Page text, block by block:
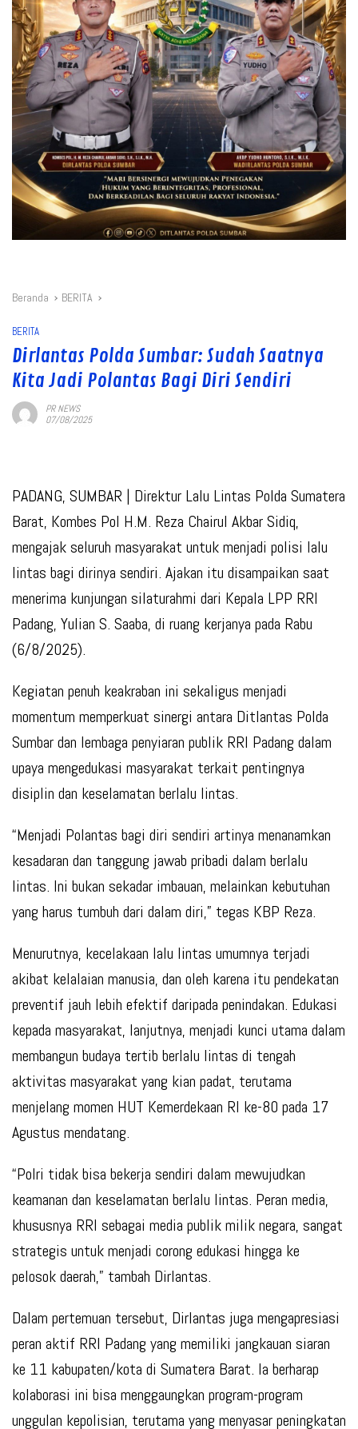
Beranda BERITA
BERITA
Dirlantas Polda Sumbar: Sudah Saatnya
Kita Jadi Polantas Bagi Diri Sendiri
PR NEWS
07/08/2025
PADANG, SUMBAR | Direktur Lalu Lintas Polda Sumatera
Barat, Kombes Pol H.M. Reza Chairul Akbar Sidiq,
mengajak seluruh masyarakat untuk menjadi polisi lalu
lintas bagi dirinya sendiri. Ajakan itu disampaikan saat
menerima kunjungan silaturahmi dari Kepala LPP RRI
Padang, Yulian S. Saaba, di ruang kerjanya pada Rabu
(6/8/2025).
Kegiatan penuh keakraban ini sekaligus menjadi
momentum memperkuat sinergi antara Ditlantas Polda
Sumbar dan lembaga penyiaran publik RRI Padang dalam
upaya mengedukasi masyarakat terkait pentingnya
disiplin dan keselamatan berlalu lintas.
“Menjadi Polantas bagi diri sendiri artinya menanamkan
kesadaran dan tanggung jawab pribadi dalam berlalu
lintas. Ini bukan sekadar imbauan, melainkan kebutuhan
yang harus tumbuh dari dalam diri,” tegas KBP Reza.
Menurutnya, kecelakaan lalu lintas umumnya terjadi
akibat kelalaian manusia, dan oleh karena itu pendekatan
preventif jauh lebih efektif daripada penindakan. Edukasi
kepada masyarakat, lanjutnya, menjadi kunci utama dalam
membangun budaya tertib berlalu lintas di tengah
aktivitas masyarakat yang kian padat, terutama
menjelang momen HUT Kemerdekaan RI ke-80 pada 17
Agustus mendatang.
“Polri tidak bisa bekerja sendiri dalam mewujudkan
keamanan dan keselamatan berlalu lintas. Peran media,
khususnya RRI sebagai media publik milik negara, sangat
strategis untuk menjadi corong edukasi hingga ke
pelosok daerah,” tambah Dirlantas.
Dalam pertemuan tersebut, Dirlantas juga mengapresiasi
peran aktif RRI Padang yang memiliki jangkauan siaran
ke 11 kabupaten/kota di Sumatera Barat. Ia berharap
kolaborasi ini bisa menggaungkan program-program
unggulan kepolisian, terutama yang menyasar peningkatan